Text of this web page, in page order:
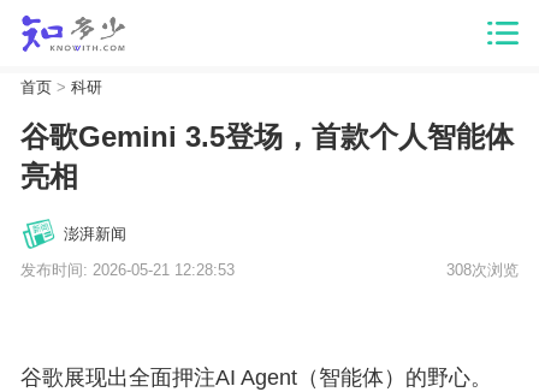
首页> 科研
谷歌Gemini 3.5登场，首款个人智能体
亮相
澎湃新闻
发布时间: 2026-05-21 12:28:53 308次浏览
谷歌展现出全面押注AI Agent（智能体）的野心。